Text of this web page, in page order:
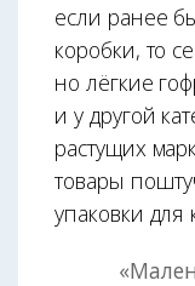
если ранее
коробки, то
но лёгкие
и у другой
растущих
товары
упаковки для